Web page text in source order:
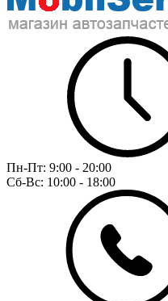
Пн-Пт: 9:00 - 20:00
Сб-Вс: 10:00 - 18:00